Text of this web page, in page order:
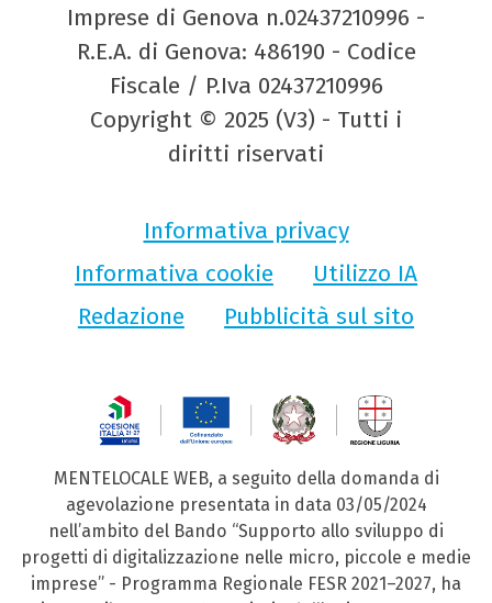
Imprese di Genova n.02437210996 -
R.E.A. di Genova: 486190 - Codice
Fiscale / P.Iva 02437210996
Copyright © 2025 (V3) - Tutti i
diritti riservati
Informativa privacy
Informativa cookie
Utilizzo IA
Redazione
Pubblicità sul sito
MENTELOCALE WEB, a seguito della domanda di
agevolazione presentata in data 03/05/2024
nell’ambito del Bando “Supporto allo sviluppo di
progetti di digitalizzazione nelle micro, piccole e medie
imprese” - Programma Regionale FESR 2021–2027, ha